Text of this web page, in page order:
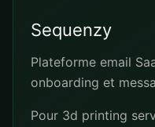
Sequenzy
Plateforme email
onboarding et
Pour 3d printing